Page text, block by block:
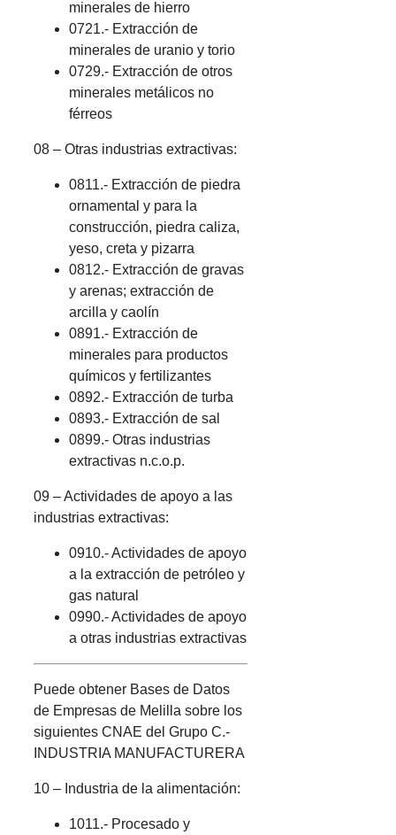
minerales de hierro
0721.- Extracción de
minerales de uranio y torio
0729.- Extracción de otros
minerales metálicos no
férreos
08 – Otras industrias extractivas:
0811.- Extracción de piedra
ornamental y para la
construcción, piedra caliza,
yeso, creta y pizarra
0812.- Extracción de gravas
y arenas; extracción de
arcilla y caolín
0891.- Extracción de
minerales para productos
químicos y fertilizantes
0892.- Extracción de turba
0893.- Extracción de sal
0899.- Otras industrias
extractivas n.c.o.p.
09 – Actividades de apoyo a las
industrias extractivas:
0910.- Actividades de apoyo
a la extracción de petróleo y
gas natural
0990.- Actividades de apoyo
a otras industrias extractivas
Puede obtener Bases de Datos
de Empresas de Melilla sobre los
siguientes CNAE del Grupo C.-
INDUSTRIA MANUFACTURERA
10 – Industria de la alimentación:
1011.- Procesado y